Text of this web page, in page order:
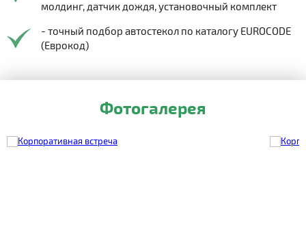
молдинг, датчик дождя, установочный комплект
- точный подбор автостекол по каталогу EUROCODE
(Еврокод)
Фотогалерея